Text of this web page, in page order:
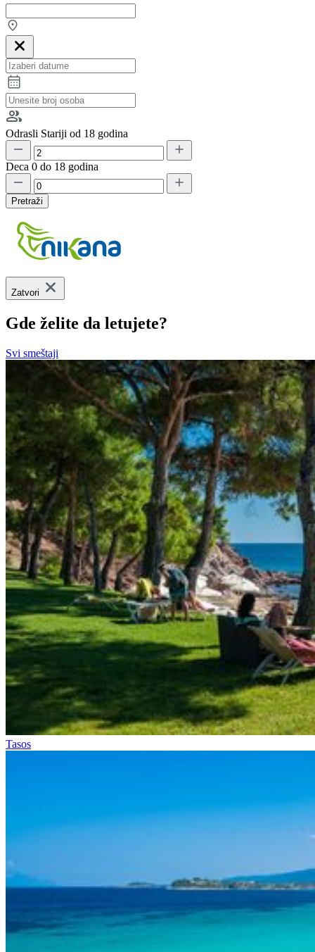
Odrasli Stariji od 18 godina
Deca 0 do 18 godina
Pretraži
Zatvori
Gde želite da letujete?
Svi smeštaji
Tasos